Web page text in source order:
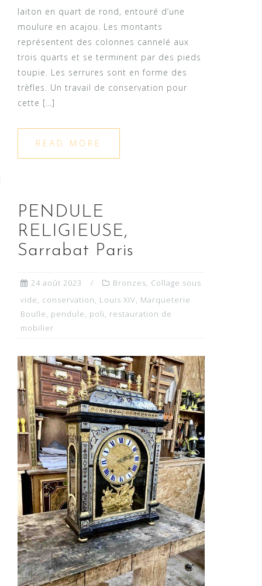
laiton en quart de rond, entouré d’une
moulure en acajou. Les montants
représentent des colonnes cannelé aux
trois quarts et se terminent par des pieds
toupie. Les serrures sont en forme des
trèfles. Un travail de conservation pour
cette […]
READ MORE
PENDULE
RELIGIEUSE,
Sarrabat Paris
24 août 2023 Bronzes, Collage sous
vide, conservation, Louis XIV, Marqueterie
Boulle, pendule, poli, restauration de
mobilier